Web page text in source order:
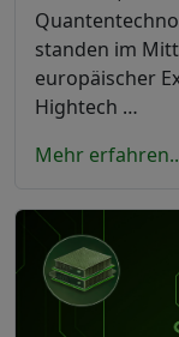
standen im
europäischer
Hightech …
Mehr